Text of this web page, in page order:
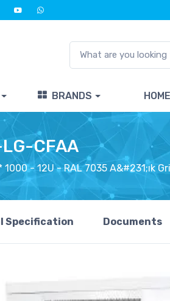
BRANDS
CFAA
- 12U - RAL 7035 A&#231;ık Gri
Specification Documents